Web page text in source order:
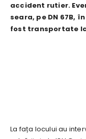
accident rutier.
seara, pe DN 67B,
fost transportate
La fața locului au